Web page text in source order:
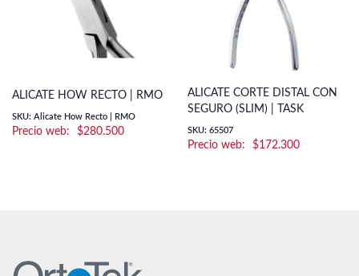
ALICATE HOW RECTO | RMO
SKU: Alicate How Recto | RMO
$280.500
ALICATE CORTE DISTAL CON
SEGURO (SLIM) | TASK
SKU: 65507
$172.300